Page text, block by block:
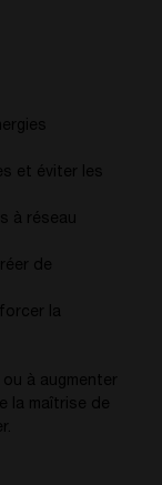
et éviter les
à réseau
de
la
à augmenter
la maîtrise de